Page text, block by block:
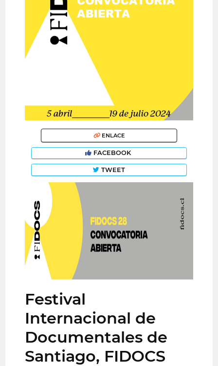
ENLACE
FACEBOOK
TWEET
Festival
Internacional de
Documentales de
Santiago, FIDOCS